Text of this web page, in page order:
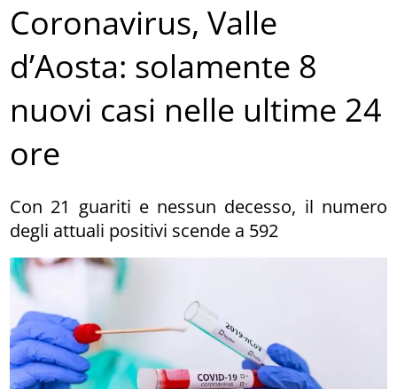
Coronavirus, Valle
d’Aosta: solamente 8
nuovi casi nelle ultime 24
ore
Con 21 guariti e nessun decesso, il numero
degli attuali positivi scende a 592